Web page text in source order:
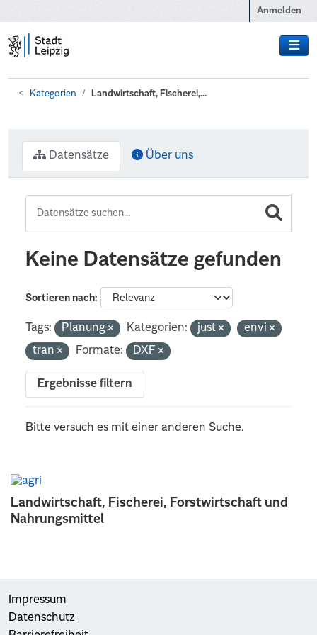
Anmelden
Kategorien Landwirtschaft, Fischerei,...
Landwirtschaft, Fischerei, Forstwirtschaft und
Nahrungsmittel
Datensätze Über uns
Keine Datensätze gefunden
Sortieren nach
Tags: Planung Kategorien: just
envi
tran
Formate: DXF
Ergebnisse filtern
Bitte versuch es mit einer anderen Suche.
Impressum
Datenschutz